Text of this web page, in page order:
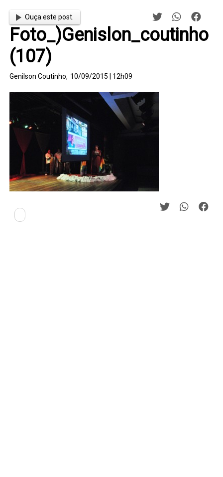
Ouça este post.
Foto_)Genislon_coutinho
(107)
Genilson Coutinho, 10/09/2015 | 12h09